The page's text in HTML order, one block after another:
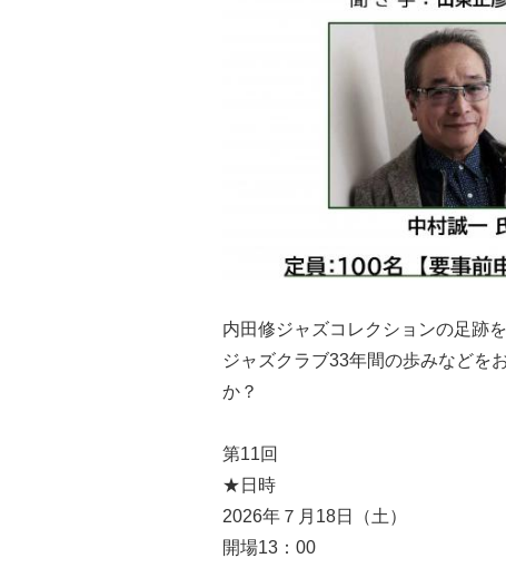
内田修ジャズコレクションの足跡
ジャズクラブ33年間の歩みなどを
か？
第11回
★日時
2026年７月18日（土）
開場13：00